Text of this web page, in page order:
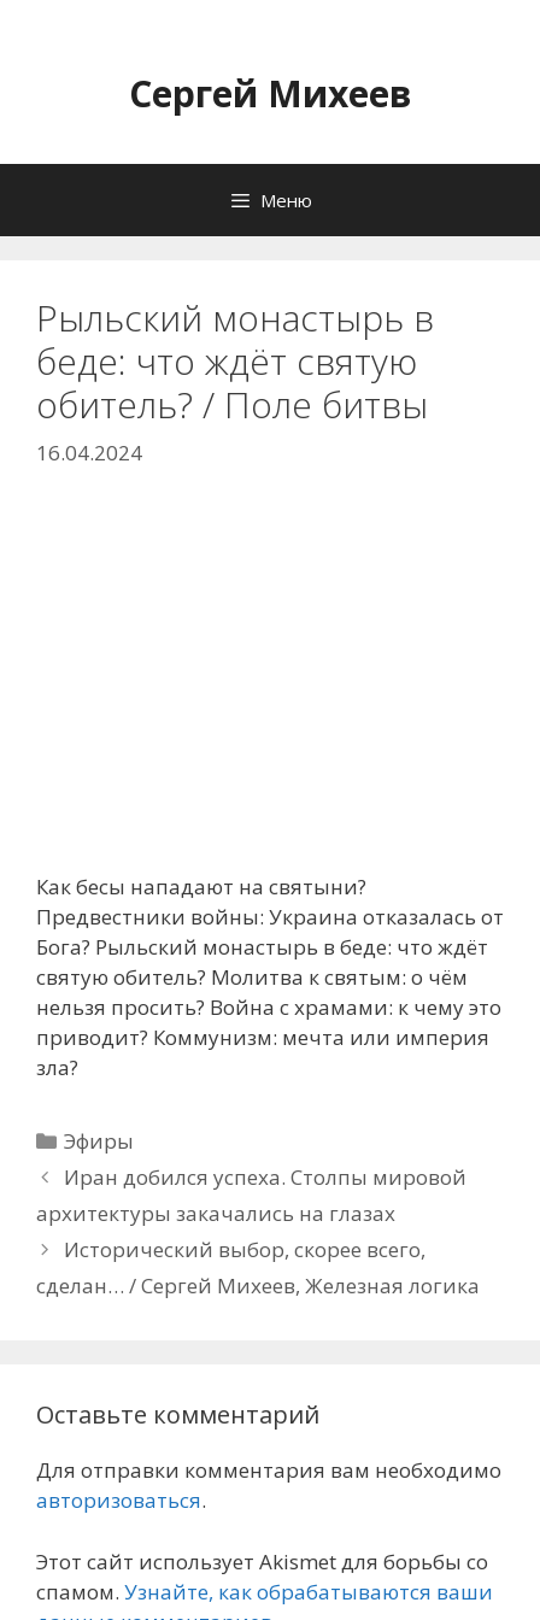
содержимомуСергей Михеев
Меню
Рыльский монастырь в
беде: что ждёт святую
обитель? / Поле битвы
16.04.2024
Как бесы нападают на святыни?
Предвестники войны: Украина отказалась от
Бога? Рыльский монастырь в беде: что ждёт
святую обитель? Молитва к святым: о чём
нельзя просить? Война с храмами: к чему это
приводит? Коммунизм: мечта или империя
зла?
Рубрики
Эфиры
Иран добился успеха. Столпы мировой
архитектуры закачались на глазах
Исторический выбор, скорее всего,
сделан… / Сергей Михеев, Железная логика
Оставьте комментарий
Для отправки комментария вам необходимо
авторизоваться.
Этот сайт использует Akismet для борьбы со
спамом. Узнайте, как обрабатываются ваши